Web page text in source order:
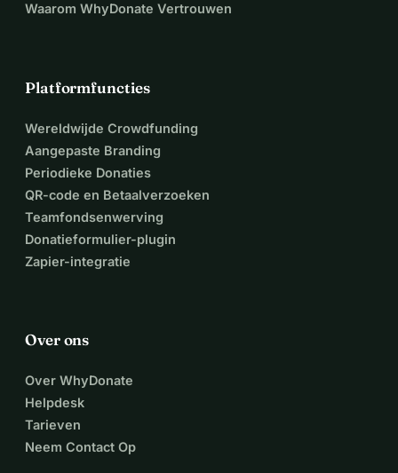
Waarom WhyDonate Vertrouwen
Platformfuncties
Wereldwijde Crowdfunding
Aangepaste Branding
Periodieke Donaties
QR-code en Betaalverzoeken
Teamfondsenwerving
Donatieformulier-plugin
Zapier-integratie
Over ons
Over WhyDonate
Helpdesk
Tarieven
Neem Contact Op